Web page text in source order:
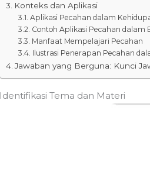
Konteks dan Aplikasi
Aplikasi Pecahan dalam
Contoh Aplikasi Pecahan
Manfaat Mempelajari Pecahan
Ilustrasi Penerapan Pecahan
Jawaban yang Berguna: Kunci
Identifikasi Tema dan Materi